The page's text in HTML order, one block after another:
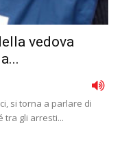
vedova
si torna a parlare di
tra gli arresti...